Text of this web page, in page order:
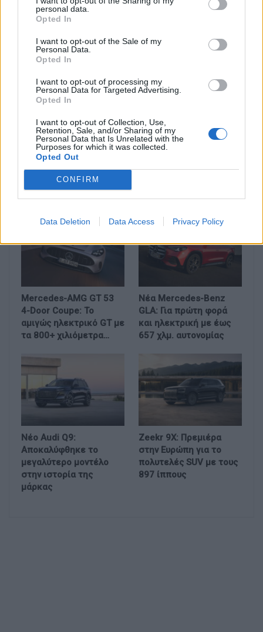
personal data.
Opted In
I want to opt-out of the Sale of my
Personal Data.
Opted In
I want to opt-out of processing my
Personal Data for Targeted Advertising.
Opted In
I want to opt-out of Collection, Use,
Retention, Sale, and/or Sharing of my
Personal Data that Is Unrelated with the
Purposes for which it was collected.
Opted Out
CONFIRM
Data Deletion Data Access Privacy Policy
ενημέρωση!
Volkswagen Volkswagen Tayron
σαλόνι αυτοκινήτου του Παρισιού
Mercedes-AMG GT 53
4-Door Coupe: Το
αμιγώς ηλεκτρικό GT με
τα 800+ χιλιόμετρα…
Νέα Mercedes-Benz
GLA: Για πρώτη φορά
και ηλεκτρική με έως
657 χλμ. αυτονομίας
Νέο Audi Q9:
Αποκαλύφθηκε το
μεγαλύτερο μοντέλο
στην ιστορία της
μάρκας
Zeekr 9X: Πρεμιέρα
στην Ευρώπη για το
πολυτελές SUV με τους
897 ίππους